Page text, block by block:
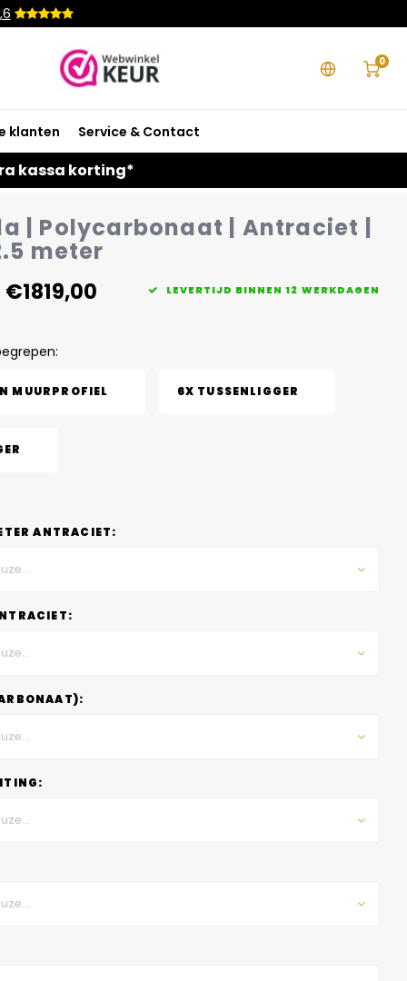
0
klanten Service & Contact
kassa korting*
| Polycarbonaat | Antraciet |
meter
€1819,00 LEVERTIJD BINNEN 12 WERKDAGEN
MUURPROFIEL 6X TUSSENLIGGER
ANTRACIET: